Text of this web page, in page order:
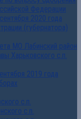
Федерации
2020 года
(губернатора)
МО Лабинский район
Харьковского с.п.
2019 года
с.п.
с.п.